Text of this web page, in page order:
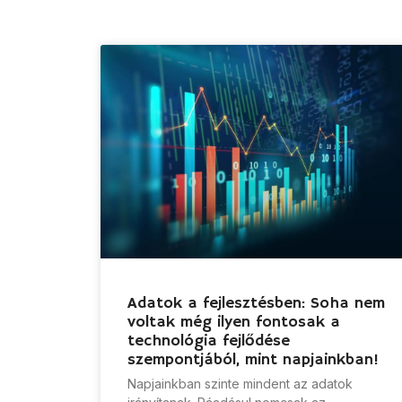
Adatok a fejlesztésben: Soha nem
voltak még ilyen fontosak a
technológia fejlődése
szempontjából, mint napjainkban!
Napjainkban szinte mindent az adatok